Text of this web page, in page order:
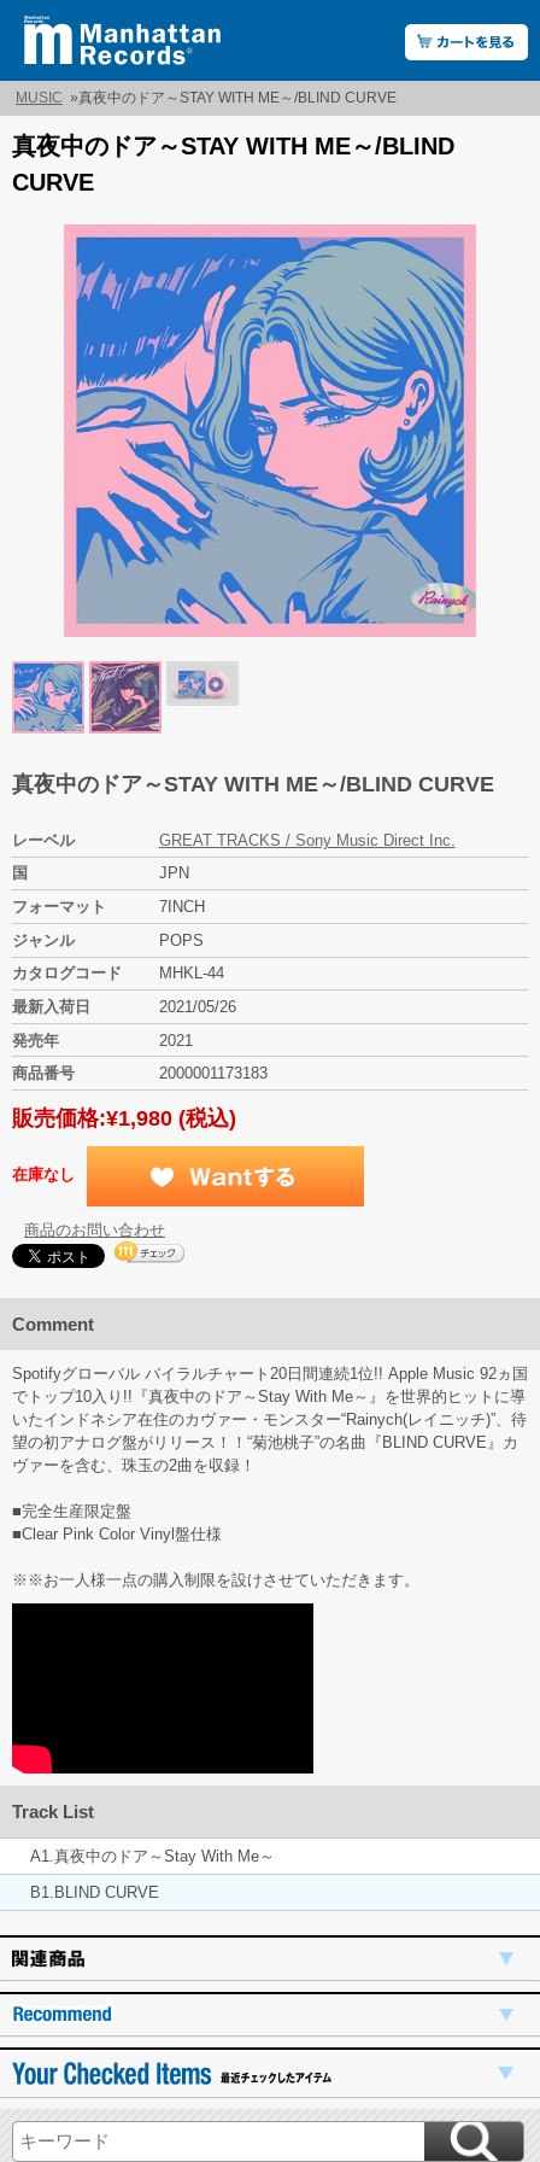
MUSIC »真夜中のドア～STAY WITH ME～/BLIND CURVE
真夜中のドア～STAY WITH ME～/BLIND
CURVE
真夜中のドア～STAY WITH ME～/BLIND CURVE
レーベル
GREAT TRACKS / Sony Music Direct Inc.
国
JPN
フォーマット
7INCH
ジャンル
POPS
カタログコード
MHKL-44
最新入荷日
2021/05/26
発売年
2021
商品番号
2000001173183
販売価格:¥1,980 (税込)
在庫なし
商品のお問い合わせ
Comment
Spotifyグローバル バイラルチャート20日間連続1位!! Apple Music 92ヵ国
でトップ10入り!!『真夜中のドア～Stay With Me～』を世界的ヒットに導
いたインドネシア在住のカヴァー・モンスター“Rainych(レイニッチ)”、待
望の初アナログ盤がリリース！！“菊池桃子”の名曲『BLIND CURVE』カ
ヴァーを含む、珠玉の2曲を収録！
■完全生産限定盤
■Clear Pink Color Vinyl盤仕様
※※お一人様一点の購入制限を設けさせていただきます。
Track List
A1.真夜中のドア～Stay With Me～
B1.BLIND CURVE